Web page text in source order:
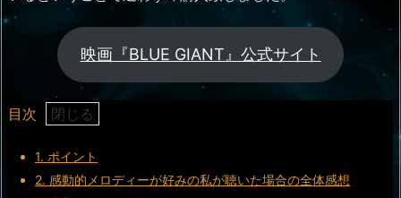
映画『BLUE GIANT』公式サイト
目次
1. ポイント
2. 感動的メロディーが好みの私が聴いた場合の全体感想